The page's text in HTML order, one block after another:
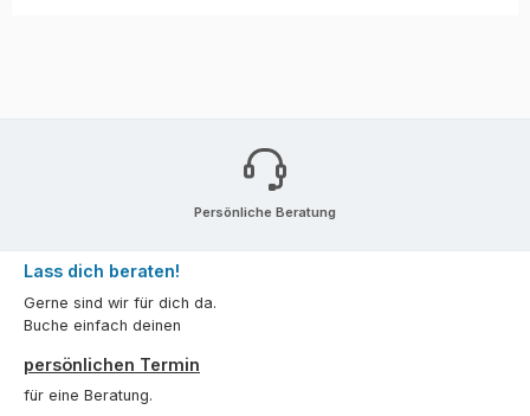
Persönliche Beratung
Lass dich beraten!
Gerne sind wir für dich da.
Buche einfach deinen
persönlichen Termin
für eine Beratung.